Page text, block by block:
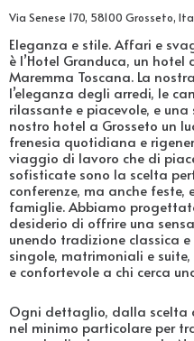
Via Senese 170, 58100 Grosseto,
Eleganza e stile. Affari e
è l’Hotel Granduca, un
Maremma Toscana. La
l’eleganza degli arredi, le
rilassante e piacevole, e
nostro hotel a Grosseto un
frenesia quotidiana e
viaggio di lavoro che di
sofisticate sono la scelta
conferenze, ma anche feste,
famiglie. Abbiamo
desiderio di offrire una
unendo tradizione classica
singole, matrimoniali e
e confortevole a chi cerca
Ogni dettaglio, dalla scelta
nel minimo particolare per